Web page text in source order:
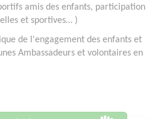
amis des enfants, participation
et sportives… )
de l'engagement des enfants et
Ambassadeurs et volontaires en